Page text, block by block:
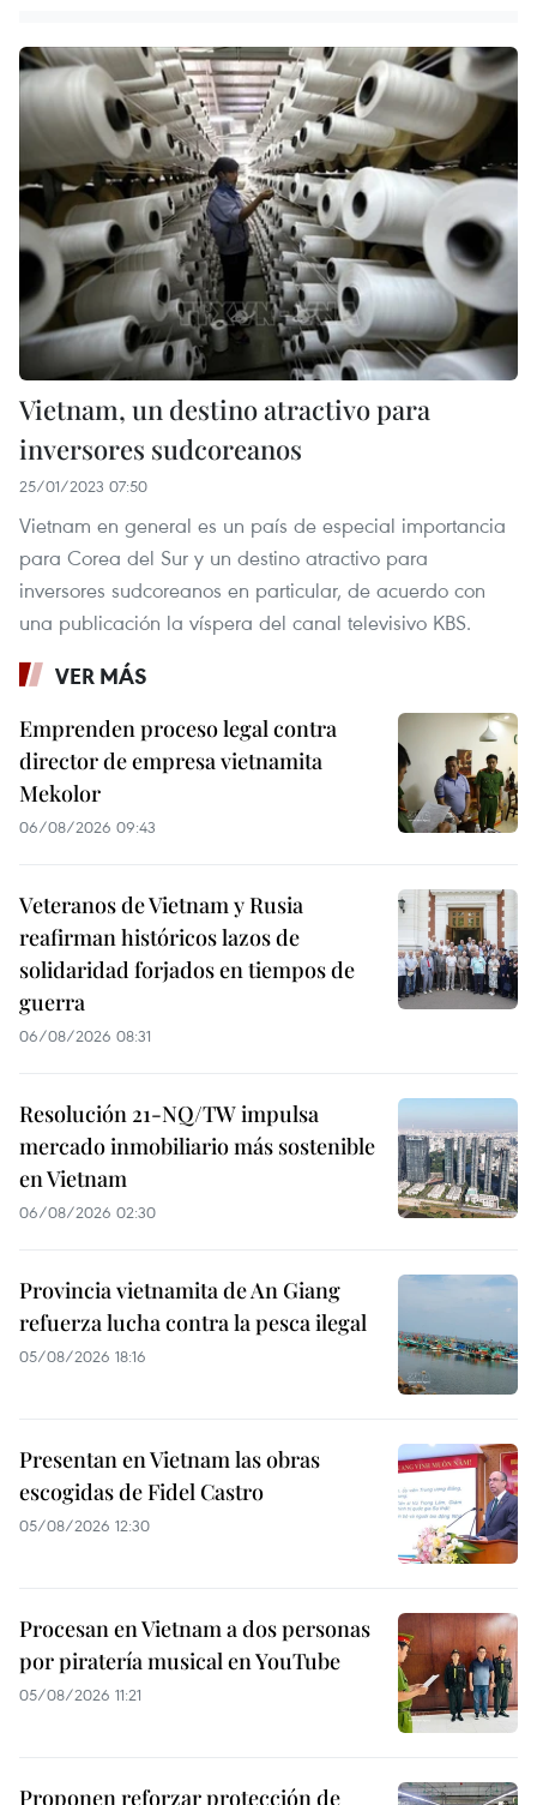
Vietnam, un destino atractivo para
inversores sudcoreanos
25/01/2023 07:50
Vietnam en general es un país de especial importancia
para Corea del Sur y un destino atractivo para
inversores sudcoreanos en particular, de acuerdo con
una publicación la víspera del canal televisivo KBS.
VER MÁS
Emprenden proceso legal contra
director de empresa vietnamita
Mekolor
06/08/2026 09:43
Veteranos de Vietnam y Rusia
reafirman históricos lazos de
solidaridad forjados en tiempos de
guerra
06/08/2026 08:31
Resolución 21-NQ/TW impulsa
mercado inmobiliario más sostenible
en Vietnam
06/08/2026 02:30
Provincia vietnamita de An Giang
refuerza lucha contra la pesca ilegal
05/08/2026 18:16
Presentan en Vietnam las obras
escogidas de Fidel Castro
05/08/2026 12:30
Procesan en Vietnam a dos personas
por piratería musical en YouTube
05/08/2026 11:21
Proponen reforzar protección de